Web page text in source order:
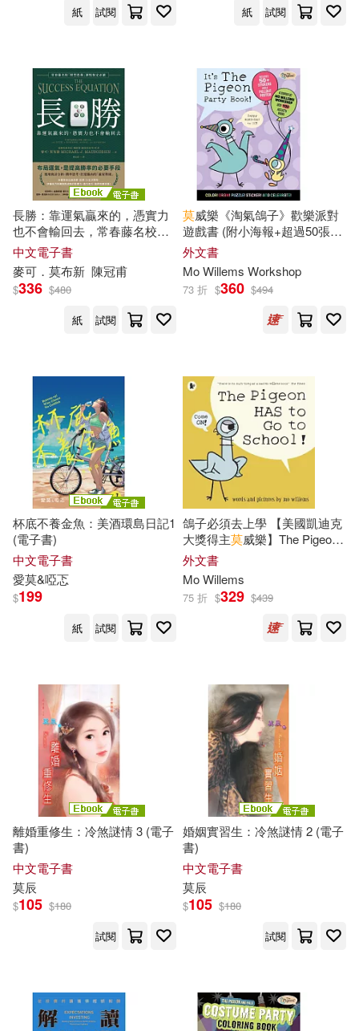
大衛．威廉(1) 奏舞音(1)
姬雪(1)
娜塔莉亞．莎洛什維利(1)
孔謐(1) 宇文正(1)
安妮克．舒拉姆(1)
安娜．卡蜜拉．庫普卡(1)
安子著(1) 宋承澤(1)
小林弘幸(1) 小林源文(1)
尼克．阿諾(1)
居伊·德·莫泊桑(1)
幼福編輯部(1) 康靜文(1)
張光直(1) 張勇(1)
張李敏(1)
張遠南(1)
張馨潔(1) 強納森．福克斯(1)
強納生．普林斯(1)
彼得．波莫蘭契夫(1)
德國Ghristophorus出版集團 行國V
elber出版社 編著(1)
山西人民出版社(1)
崧博出版(1) 希望出版社(1)
幼福(1)
廣西師範大學出版社(1)
張老師文化(1)
德慧文化圖書有限公司(1)
成都時代出版社(1)
接力出版社(1) 播道會(1)
文化藝術出版社(1)
新世界出版社(1)
新星出版社(1) 新蕾出版社(1)
新銳文創(1) 新雅文化(1)
春天出版社(1)
是時候工作室(1) 木馬文化(1)
本事出版社(1)
柿子文化(1) 桂冠(1)
江蘇人民出版社(1)
紙
試閱
紙
試閱
長勝：靠運氣贏來的，憑實力
也不會輸回去，常春藤名校
「模型思維」課程指定必讀 (電
子書)
中文電子書
麥可． 莫布新 陳冠甫
$336 $480
紙
試閱
莫威樂《淘氣鴿子》歡樂派對
遊戲書 (附小海報+超過50張貼
紙) It’s the Pigeon Party Book!
外文書
Mo Willems Workshop
73 折 $360 $494
杯底不養金魚：美酒環島日記1
(電子書)
中文電子書
愛莫&啞忑
$199
紙 試閱
鴿子必須去上學 【美國凱迪克
大獎得主莫威樂】The Pigeon
HAS to Go to School!
外文書
Mo Willems
75 折 $329 $439
離婚重修生：冷煞謎情 3 (電子
書)
中文電子書
莫辰
$105 $180
試閱
婚姻實習生：冷煞謎情 2 (電子
書)
中文電子書
莫辰
$105 $180
試閱